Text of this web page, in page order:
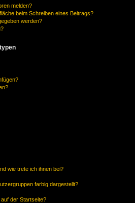
melden?
beim Schreiben eines Beitrags?
werden?
wie trete ich ihnen bei?
farbig dargestellt?
der Startseite?